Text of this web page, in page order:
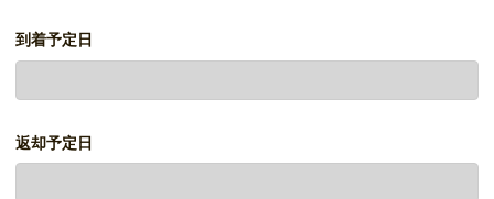
到着予定日
返却予定日